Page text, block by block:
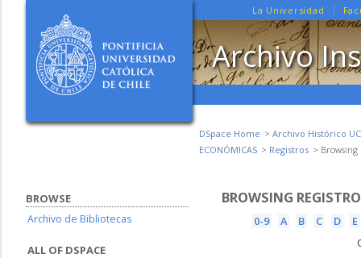
La Universidad
Archivo
DSpace Home
Archivo Histórico UC
ECONÓMICAS
Registros Browsing
BROWSING
0-9 A B C D
E
BROWSE
Archivo de Bibliotecas
ALL OF DSPACE